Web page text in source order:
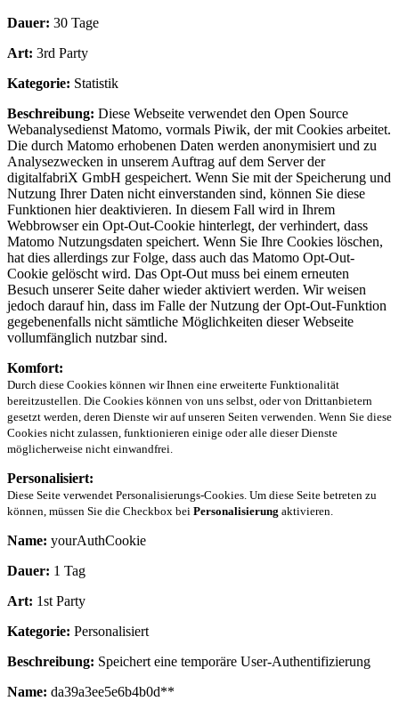
Dauer: 30 Tage
Art: 3rd Party
Kategorie: Statistik
Beschreibung: Diese Webseite verwendet den Open Source
Webanalysedienst Matomo, vormals Piwik, der mit Cookies arbeitet.
Die durch Matomo erhobenen Daten werden anonymisiert und zu
Analysezwecken in unserem Auftrag auf dem Server der
digitalfabriX GmbH gespeichert. Wenn Sie mit der Speicherung und
Nutzung Ihrer Daten nicht einverstanden sind, können Sie diese
Funktionen hier deaktivieren. In diesem Fall wird in Ihrem
Webbrowser ein Opt-Out-Cookie hinterlegt, der verhindert, dass
Matomo Nutzungsdaten speichert. Wenn Sie Ihre Cookies löschen,
hat dies allerdings zur Folge, dass auch das Matomo Opt-Out-
Cookie gelöscht wird. Das Opt-Out muss bei einem erneuten
Besuch unserer Seite daher wieder aktiviert werden. Wir weisen
jedoch darauf hin, dass im Falle der Nutzung der Opt-Out-Funktion
gegebenenfalls nicht sämtliche Möglichkeiten dieser Webseite
vollumfänglich nutzbar sind.
Komfort:
Durch diese Cookies können wir Ihnen eine erweiterte Funktionalität
bereitzustellen. Die Cookies können von uns selbst, oder von Drittanbietern
gesetzt werden, deren Dienste wir auf unseren Seiten verwenden. Wenn Sie diese
Cookies nicht zulassen, funktionieren einige oder alle dieser Dienste
möglicherweise nicht einwandfrei.
Personalisiert:
Diese Seite verwendet Personalisierungs-Cookies. Um diese Seite betreten zu
können, müssen Sie die Checkbox bei Personalisierung aktivieren.
Name: yourAuthCookie
Dauer: 1 Tag
Art: 1st Party
Kategorie: Personalisiert
Beschreibung: Speichert eine temporäre User-Authentifizierung
Name: da39a3ee5e6b4b0d**